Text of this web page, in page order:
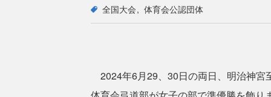
全国大会
体育会公認団体
2024年6月29、30日の両日、明治神宮